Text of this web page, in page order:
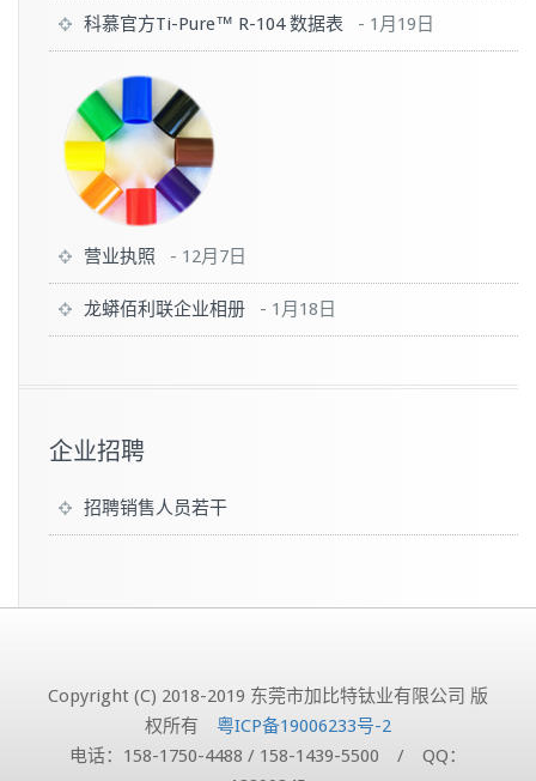
科慕官方Ti-Pure™ R-104 数据表 - 1月19日
营业执照 - 12月7日
龙蟒佰利联企业相册 - 1月18日
企业招聘
招聘销售人员若干
Copyright (C) 2018-2019 东莞市加比特钛业有限公司 版
权所有 粤ICP备19006233号-2
电话：158-1750-4488 / 158-1439-5500 / QQ：